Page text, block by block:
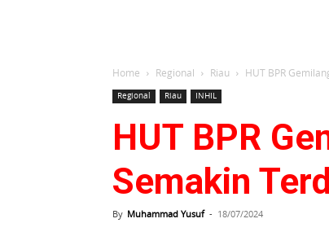
Home Regional Riau HUT BPR
Regional Riau INHIL
HUT BPR
Semakin
By Muhammad Yusuf - 18/07/2024